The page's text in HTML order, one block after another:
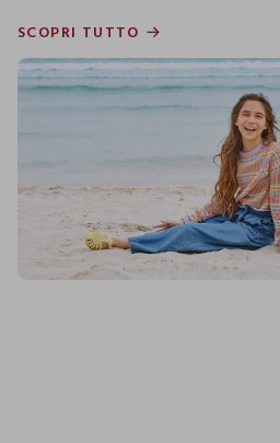
SCOPRI TUTTO
SCOPRI TUTTO